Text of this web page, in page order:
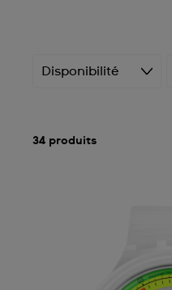
Disponibilité
34 produits